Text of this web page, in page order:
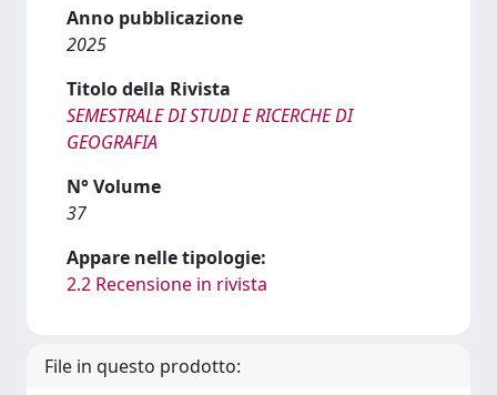
Anno pubblicazione
2025
Titolo della Rivista
SEMESTRALE DI STUDI E RICERCHE DI
GEOGRAFIA
N° Volume
37
Appare nelle tipologie:
2.2 Recensione in rivista
File in questo prodotto: